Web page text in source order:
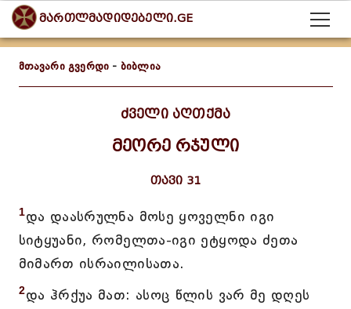
მართლმადიდებელი.GE
მთავარი გვერდი - ბიბლია
ძველი აღთქმა
მეორე რჯული
თავი 31
1და დაასრულნა მოსე ყოველნი იგი
სიტყუანი, რომელთა-იგი ეტყოდა ძეთა
მიმართ ისრაილისათა.
2და ჰრქუა მათ: ასოც წლის ვარ მე დღეს